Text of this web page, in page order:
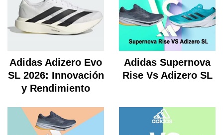
Adidas Adizero Evo
SL 2026: Innovación
y Rendimiento
Adidas Supernova
Rise Vs Adizero SL